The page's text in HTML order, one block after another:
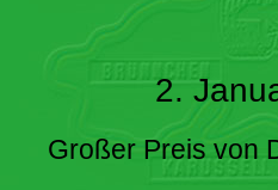
2.
Großer Preis von